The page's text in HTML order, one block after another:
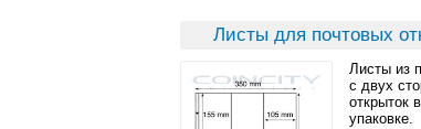
Листы для почтовых
Листы из
с двух
открыток
упаковке.